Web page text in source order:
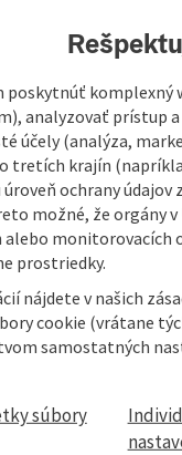
biomass production
as Miscanthus, Sida
possibly also above
poskytnúť komplexný
analyzovať prístup
účely (analýza,
tretích krajín
ochrany údajov
možné, že orgány
monitorovacích
prostriedky.
nájdete v našich
cookie (vrátane
samostatných
súbory